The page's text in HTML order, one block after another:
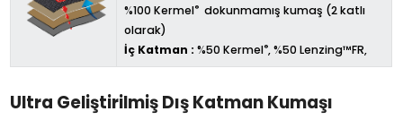
%100 Kermel®dokunmamış kumaş (2 katlı
olarak)
İç Katman : %50 Kermel®, %50 Lenzing™FR,
Ultra Geliştirilmiş Dış Katman Kumaşı